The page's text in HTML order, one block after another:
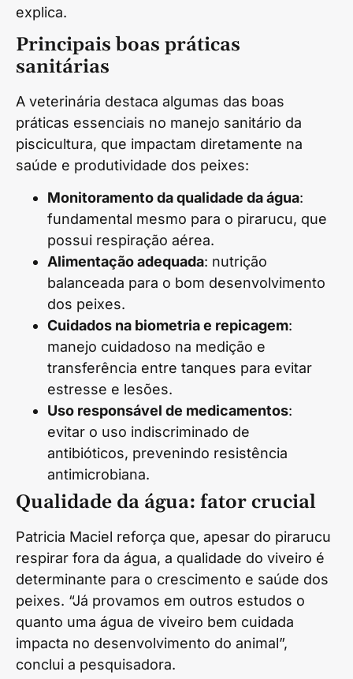
explica.
Principais boas práticas
sanitárias
A veterinária destaca algumas das boas
práticas essenciais no manejo sanitário da
piscicultura, que impactam diretamente na
saúde e produtividade dos peixes:
Monitoramento da qualidade da água:
fundamental mesmo para o pirarucu, que
possui respiração aérea.
Alimentação adequada: nutrição
balanceada para o bom desenvolvimento
dos peixes.
Cuidados na biometria e repicagem:
manejo cuidadoso na medição e
transferência entre tanques para evitar
estresse e lesões.
Uso responsável de medicamentos:
evitar o uso indiscriminado de
antibióticos, prevenindo resistência
antimicrobiana.
Qualidade da água: fator crucial
Patricia Maciel reforça que, apesar do pirarucu
respirar fora da água, a qualidade do viveiro é
determinante para o crescimento e saúde dos
peixes. “Já provamos em outros estudos o
quanto uma água de viveiro bem cuidada
impacta no desenvolvimento do animal”,
conclui a pesquisadora.